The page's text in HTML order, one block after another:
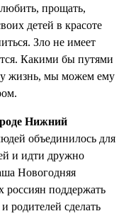
прощать,
детей в красоте
Зло не имеет
Какими бы путями
жизнь, мы можем ему
Нижний
объединилось для
и идти дружно
Новогодняя
россиян поддержать
родителей сделать